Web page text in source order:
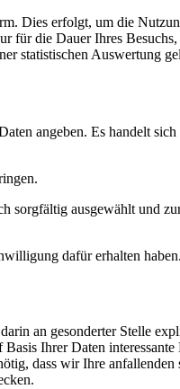
Dies erfolgt, um die
für die Dauer Ihres
statistischen Auswertung
angeben. Es handelt
ausgewählt und
dafür erhalten haben.
an gesonderter Stelle
Ihrer Daten
dass wir Ihre